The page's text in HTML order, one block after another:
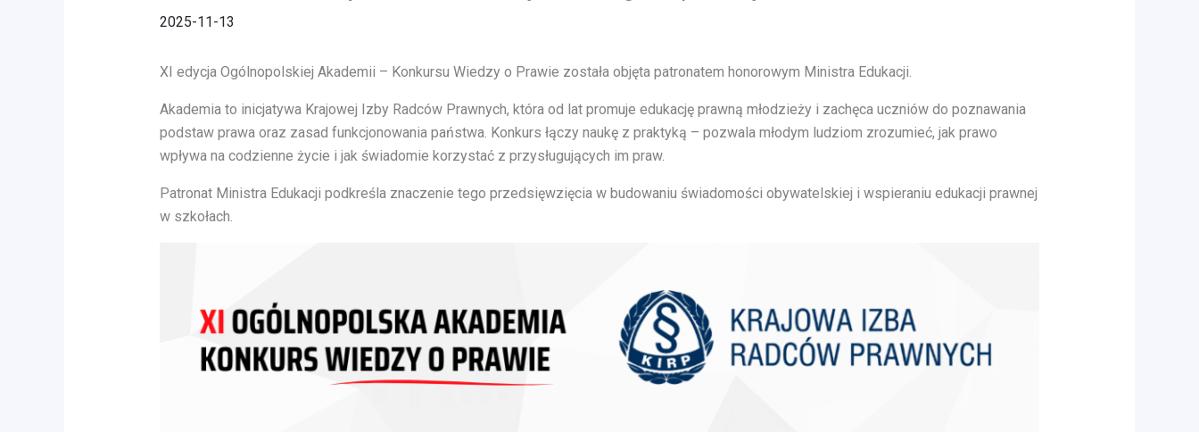
2025-11-13
XI edycja Ogólnopolskiej Akademii – Konkursu Wiedzy o Prawie została objęta patronatem honorowym Ministra Edukacji.
Akademia to inicjatywa Krajowej Izby Radców Prawnych, która od lat promuje edukację prawną młodzieży i zachęca uczniów do poznawania
podstaw prawa oraz zasad funkcjonowania państwa. Konkurs łączy naukę z praktyką – pozwala młodym ludziom zrozumieć, jak prawo
wpływa na codzienne życie i jak świadomie korzystać z przysługujących im praw.
Patronat Ministra Edukacji podkreśla znaczenie tego przedsięwzięcia w budowaniu świadomości obywatelskiej i wspieraniu edukacji prawnej
w szkołach.